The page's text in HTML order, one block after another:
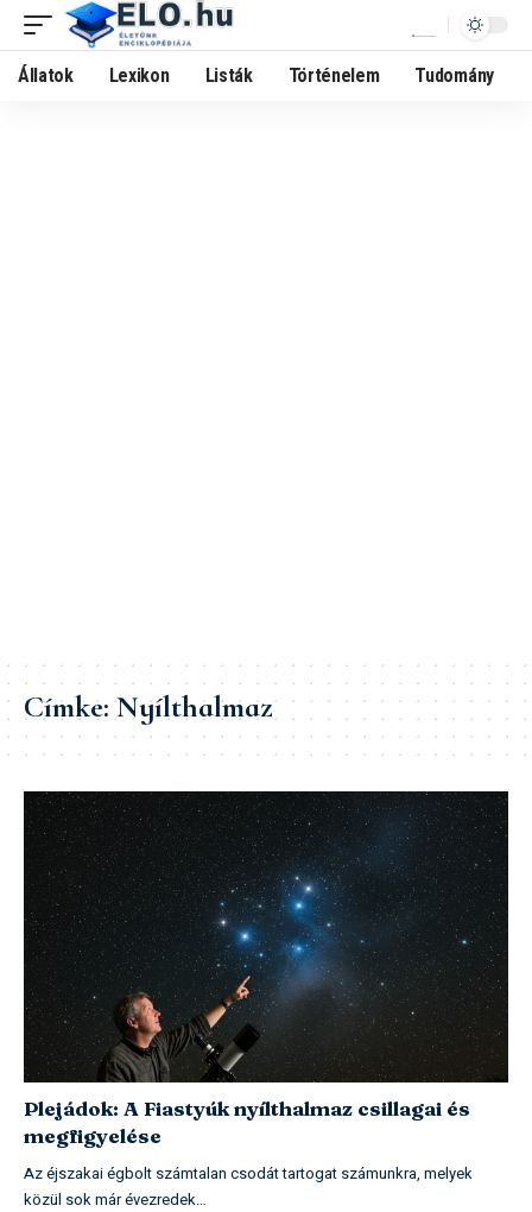
Állatok Lexikon Listák Történelem Tudomány
Címke:Nyílthalmaz
Plejádok: A Fiastyúk nyílthalmaz csillagai és
megfigyelése
Az éjszakai égbolt számtalan csodát tartogat számunkra, melyek
közül sok már évezredek…